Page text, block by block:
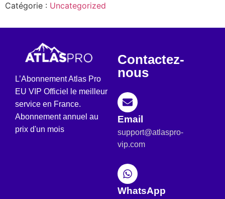
Catégorie : Uncategorized
L’Abonnement Atlas Pro
EU VIP Officiel le meilleur
service en France.
Abonnement annuel au
prix d'un mois
Contactez-
nous
Email
support@atlaspro-
vip.com
WhatsApp